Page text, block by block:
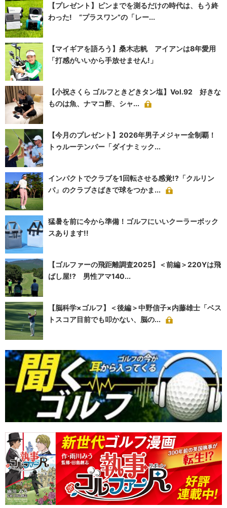
【プレゼント】ピンまでを測るだけの時代は、もう終
わった! “プラスワン”の「レー...
【マイギアを語ろう】桑木志帆 アイアンは8年愛用
「打感がいいから手放せません!」
【小祝さくら ゴルフときどきタン塩】Vol.92 好きな
ものは魚、ナマコ酢、シャ...
【今月のプレゼント】2026年男子メジャー全制覇！
トゥルーテンパー「ダイナミック...
インパクトでクラブを1回転させる感覚!?「クルリン
パ」のクラブさばきで球をつかま...
猛暑を前に今から準備！ゴルフにいいクーラーボック
スあります!!
【ゴルファーの飛距離調査2025】＜前編＞220Yは飛
ばし屋!? 男性アマ140...
【脳科学×ゴルフ】＜後編＞中野信子×内藤雄士「ベス
トスコア目前でも叩かない、脳の...